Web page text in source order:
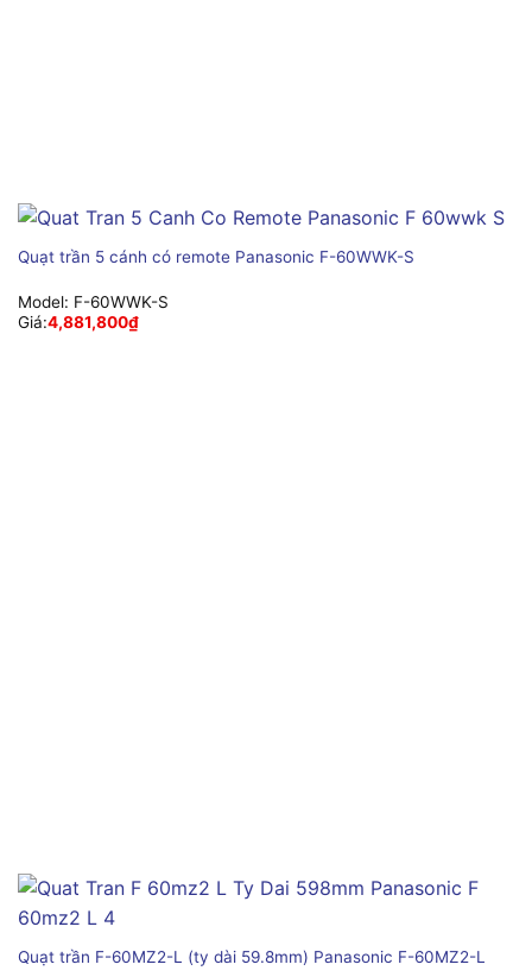
Quạt trần 5 cánh có remote Panasonic F-60WWK-S
Model: F-60WWK-S
Giá:4,881,800₫
Quạt trần F-60MZ2-L (ty dài 59.8mm) Panasonic F-60MZ2-L